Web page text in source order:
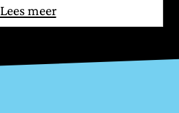
Lees meer